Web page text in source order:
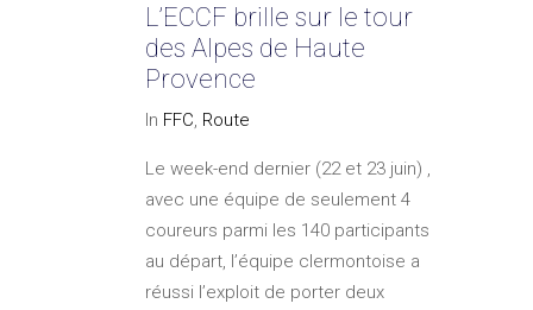
L’ECCF brille sur le tour
des Alpes de Haute
Provence
In FFC, Route
Le week-end dernier (22 et 23 juin) ,
avec une équipe de seulement 4
coureurs parmi les 140 participants
au départ, l’équipe clermontoise a
réussi l’exploit de porter deux